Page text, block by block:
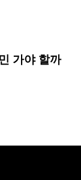
가야 할까